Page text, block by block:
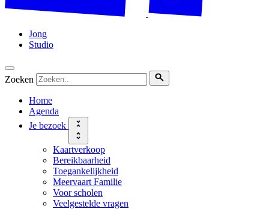
Jong
Studio
Zoeken
Home
Agenda
Je bezoek
Kaartverkoop
Bereikbaarheid
Toegankelijkheid
Meervaart Familie
Voor scholen
Veelgestelde vragen